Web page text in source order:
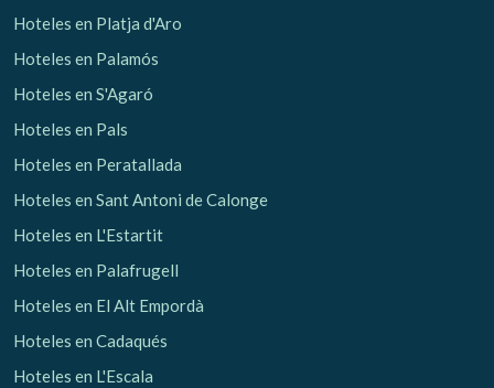
Hoteles en Platja d'Aro
Hoteles en Palamós
Hoteles en S'Agaró
Hoteles en Pals
Hoteles en Peratallada
Hoteles en Sant Antoni de Calonge
Hoteles en L'Estartit
Hoteles en Palafrugell
Hoteles en El Alt Empordà
Hoteles en Cadaqués
Hoteles en L'Escala